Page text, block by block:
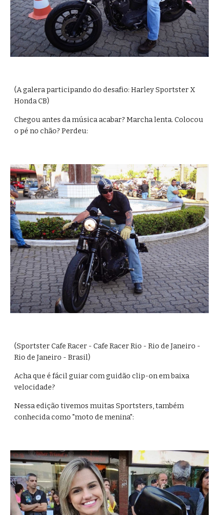
(A galera participando do desafio: Harley Sportster X
Honda CB)
Chegou antes da música acabar? Marcha lenta. Colocou
o pé no chão? Perdeu:
(Sportster Cafe Racer - Cafe Racer Rio - Rio de Janeiro -
Rio de Janeiro - Brasil)
Acha que é fácil guiar com guidão clip-on em baixa
velocidade?
Nessa edição tivemos muitas Sportsters, também
conhecida como "moto de menina":